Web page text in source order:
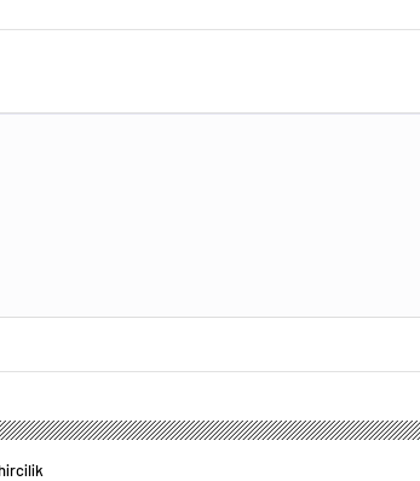
YAŞANACAK